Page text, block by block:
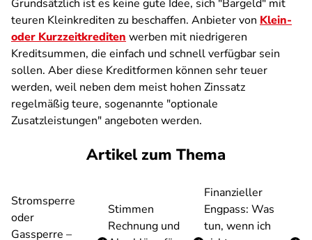
Grundsätzlich ist es keine gute Idee, sich "Bargeld" mit
teuren Kleinkrediten zu beschaffen. Anbieter von Klein-
oder Kurzzeitkrediten werben mit niedrigeren
Kreditsummen, die einfach und schnell verfügbar sein
sollen. Aber diese Kreditformen können sehr teuer
werden, weil neben dem meist hohen Zinssatz
regelmäßig teure, sogenannte "optionale
Zusatzleistungen" angeboten werden.
Artikel zum Thema
Stromsperre
oder
Gassperre –
Stimmen
Rechnung und
Finanzieller
Engpass: Was
tun, wenn ich